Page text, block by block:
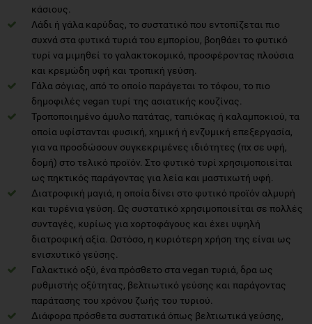
κάσιους.
Λάδι ή γάλα καρύδας, το συστατικό που εντοπίζεται πιο
συχνά στα φυτικά τυριά του εμπορίου, βοηθάει το φυτικό
τυρί να μιμηθεί το γαλακτοκομικό, προσφέροντας πλούσια
και κρεμώδη υφή και τροπική γεύση.
Γάλα σόγιας, από το οποίο παράγεται το τόφου, το πιο
δημοφιλές vegan τυρί της ασιατικής κουζίνας.
Τροποποιημένο άμυλο πατάτας, ταπιόκας ή καλαμποκιού, τα
οποία υφίστανται φυσική, χημική ή ενζυμική επεξεργασία,
για να προσδώσουν συγκεκριμένες ιδιότητες (πχ σε υφή,
δομή) στο τελικό προϊόν. Στο φυτικό τυρί χρησιμοποιείται
ως πηκτικός παράγοντας για λεία και μαστιχωτή υφή.
Διατροφική μαγιά, η οποία δίνει στο φυτικό προϊόν αλμυρή
και τυρένια γεύση. Ως συστατικό χρησιμοποιείται σε πολλές
συνταγές, κυρίως για χορτοφάγους και έχει υψηλή
διατροφική αξία. Ωστόσο, η κυριότερη χρήση της είναι ως
ενισχυτικό γεύσης.
Γαλακτικό οξύ, ένα πρόσθετο στα vegan τυριά, δρα ως
ρυθμιστής οξύτητας, βελτιωτικό γεύσης και παράγοντας
παράτασης του χρόνου ζωής του τυριού.
Διάφορα πρόσθετα συστατικά όπως βελτιωτικά γεύσης,